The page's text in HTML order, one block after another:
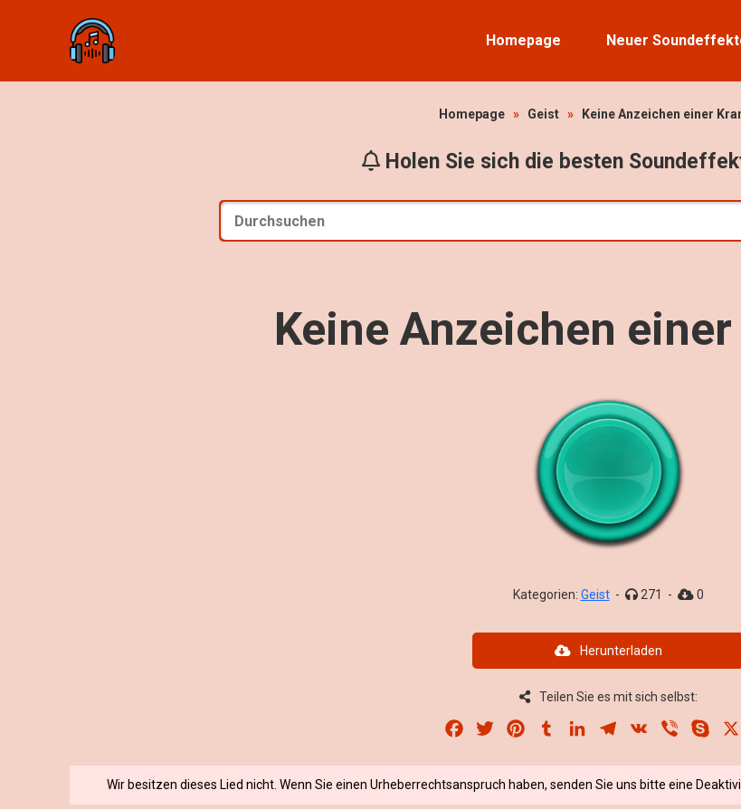
Homepage Neuer
Homepage » Geist » Keine Anzeichen einer
Holen Sie sich die besten
Keine Anzeichen
Kategorien: Geist - 271 - 0
Herunterladen
Teilen Sie es mit sich selbst:
Facebook
Twitter PinterestTumblrLinkedInTelegram
VK Viber
Wir besitzen dieses Lied nicht. Wenn Sie einen Urheberrechtsanspruch haben, senden Sie uns bitte eine